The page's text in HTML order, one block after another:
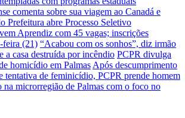
comenta sobre sua viagem ao Canadá e
Prefeitura abre Processo Seletivo
Aprendiz com 45 vagas; inscrições
feira (21) “Acabou com os sonhos”, diz irmão
a casa destruída por incêndio PCPR divulga
homicídio em Palmas Após descumprimento
tentativa de feminicídio, PCPR prende homem
na microrregião de Palmas com o foco no